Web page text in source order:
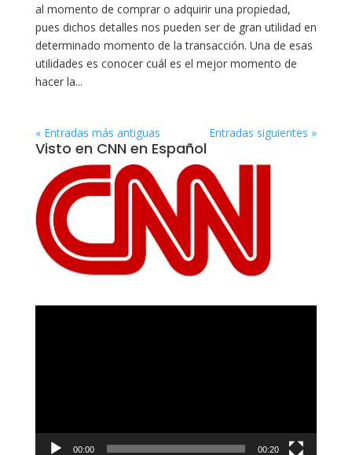
al momento de comprar o adquirir una propiedad,
pues dichos detalles nos pueden ser de gran utilidad en
determinado momento de la transacción. Una de esas
utilidades es conocer cuál es el mejor momento de
hacer la...
« Entradas más antiguas Entradas siguientes »
Visto en CNN en Español
00:00 00:20